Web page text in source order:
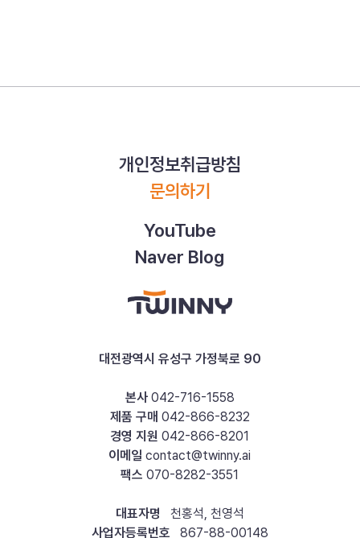
개인정보취급방침
문의하기
YouTube
Naver Blog
대전광역시 유성구 가정북로 90
본사 042-716-1558
제품 구매 042-866-8232
경영 지원 042-866-8201
이메일 contact@twinny.ai
팩스 070-8282-3551
대표자명
천홍석, 천영석
사업자등록번호 867-88-00148